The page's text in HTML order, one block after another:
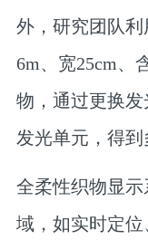
外，研究团队
6m、宽25cm、
物，通过更换
发光单元，得到
全柔性织物显
域，如实时定